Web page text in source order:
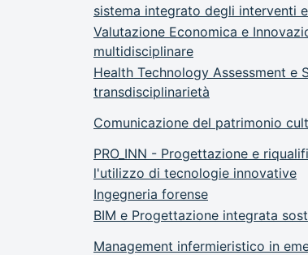
sistema integrato degli interventi
Valutazione Economica e
multidisciplinare
Health Technology Assessment e
transdisciplinarietà
Comunicazione del patrimonio
PRO_INN - Progettazione e
l'utilizzo di tecnologie innovative
Ingegneria forense
BIM e Progettazione integrata
Management infermieristico in